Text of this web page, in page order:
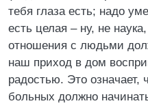
тебя глаза есть; надо
есть целая – ну, не
отношения с людьми
наш приход в дом
радостью. Это означает,
больных должно